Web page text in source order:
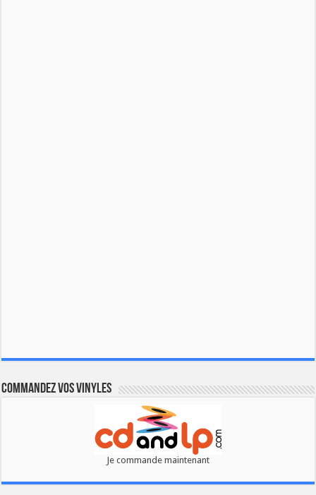
Commandez vos vinyles
Je commande maintenant